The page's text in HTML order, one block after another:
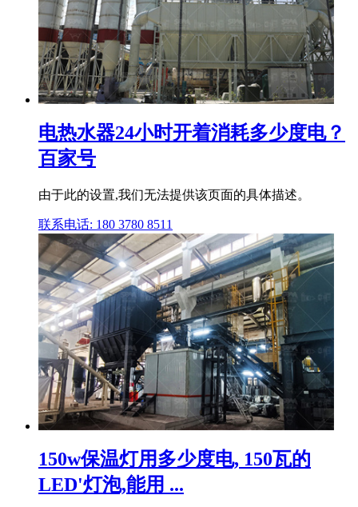
电热水器24小时开着消耗多少度电？
百家号
由于此的设置,我们无法提供该页面的具体描述。
联系电话: 180 3780 8511
150w保温灯用多少度电, 150瓦的
LED'灯泡,能用 ...